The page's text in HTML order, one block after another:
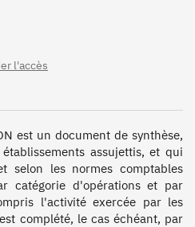
l'accès
est un document de synthèse,
assujettis, et qui
selon les normes comptables
catégorie d'opérations et par
l'activité exercée par les
complété, le cas échéant, par